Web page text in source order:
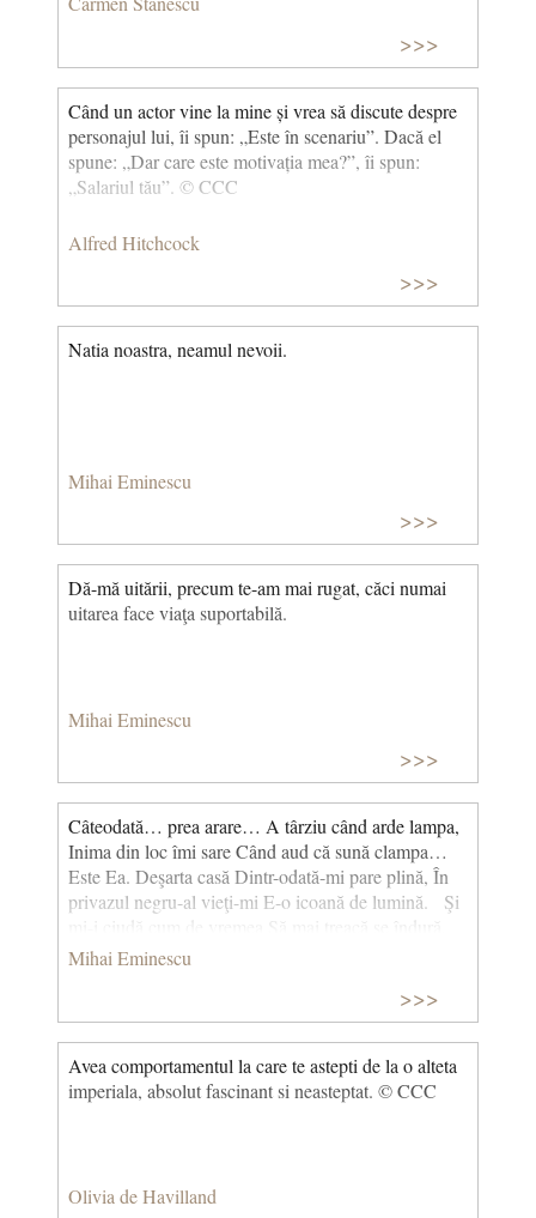
curăţător de nemernicii ca şi filosofia, ca şi religia.
Prin adevărul pe care l-am trait prin rol nu trişez, am
trăit intens viaţa unui personaj pe care îl dăruiesc
publicului, transmit trăire adevărată. Am intrat în
pielea personajelor mele întotdeauna.
>>>
Când un actor vine la mine și vrea să discute despre
personajul lui, îi spun: „Este în scenariu”. Dacă el
spune: „Dar care este motivația mea?”, îi spun:
„Salariul tău”. © CCC
Alfred Hitchcock
>>>
Natia noastra, neamul nevoii.
Mihai Eminescu
>>>
Dă-mă uitării, precum te-am mai rugat, căci numai
uitarea face viaţa suportabilă.
Mihai Eminescu
>>>
Câteodată… prea arare… A târziu când arde lampa,
Inima din loc îmi sare Când aud că sună clampa…
Este Ea. Deşarta casă Dintr-odată-mi pare plină, În
privazul negru-al vieţi-mi E-o icoană de lumină. Şi
Când eu stau şoptind cu draga Mână-n mână, gură-n
Mihai Eminescu
>>>
Avea comportamentul la care te astepti de la o alteta
imperiala, absolut fascinant si neasteptat. © CCC
Olivia de Havilland